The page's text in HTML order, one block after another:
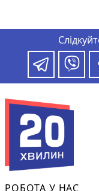
РОБОТА У НАС